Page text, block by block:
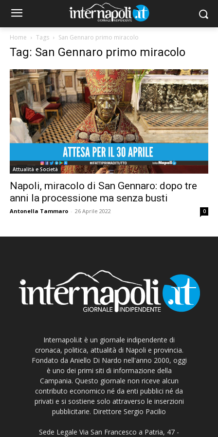
Home Tags San Gennaro primo miracolo
Tag: San Gennaro primo miracolo
Attualità e Società
Napoli, miracolo di San Gennaro: dopo tre
anni la processione ma senza busti
Antonella Tammaro - 26 Aprile 2022 0
Internapoli.it è un giornale indipendente di
cronaca, politica, attualità di Napoli e provincia.
Fondato da Aniello Di Nardo nell'anno 2000, oggi
è uno dei primi siti di informazione della
Campania. Questo giornale non riceve alcun
contributo economico né da enti pubblici né da
privati e si sostiene solo attraverso le inserzioni
pubblicitarie. Direttore Sergio Pacilio
Sede Legale Via San Francesco a Patria, 47 -